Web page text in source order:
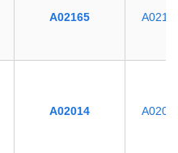
A02165
A02014